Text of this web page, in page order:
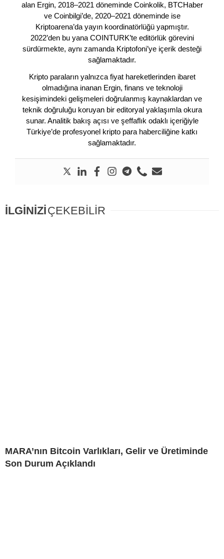
alan Ergin, 2018–2021 döneminde Coinkolik, BTCHaber
ve Coinbilgi’de, 2020–2021 döneminde ise
Kriptoarena’da yayın koordinatörlüğü yapmıştır.
2022’den bu yana COINTURK’te editörlük görevini
sürdürmekte, aynı zamanda Kriptofoni’ye içerik desteği
sağlamaktadır.
Kripto paraların yalnızca fiyat hareketlerinden ibaret
olmadığına inanan Ergin, finans ve teknoloji
kesişimindeki gelişmeleri doğrulanmış kaynaklardan ve
teknik doğruluğu koruyan bir editoryal yaklaşımla okura
sunar. Analitik bakış açısı ve şeffaflık odaklı içeriğiyle
Türkiye’de profesyonel kripto para haberciliğine katkı
sağlamaktadır.
İLGİNİZİÇEKEBİLİR
MARA’nın Bitcoin Varlıkları, Gelir ve Üretiminde
Son Durum Açıklandı